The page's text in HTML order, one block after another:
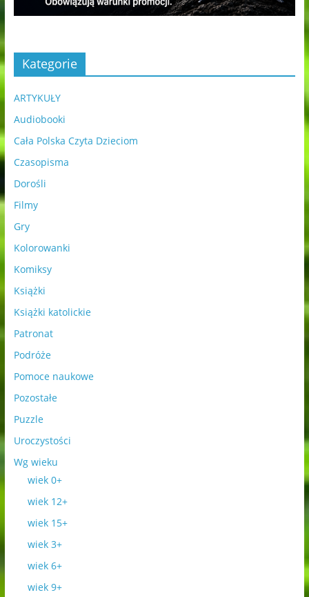
Kategorie
ARTYKUŁY
Audiobooki
Cała Polska Czyta Dzieciom
Czasopisma
Dorośli
Filmy
Gry
Kolorowanki
Komiksy
Książki
Książki katolickie
Patronat
Podróże
Pomoce naukowe
Pozostałe
Puzzle
Uroczystości
Wg wieku
wiek 0+
wiek 12+
wiek 15+
wiek 3+
wiek 6+
wiek 9+